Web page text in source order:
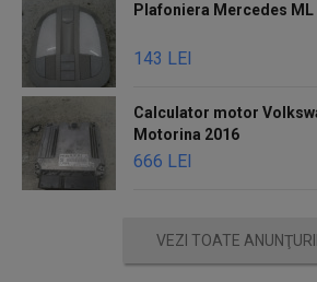
Plafoniera Mercedes ML
143 LEI
Calculator motor
Motorina 2016
666 LEI
VEZI TOATE